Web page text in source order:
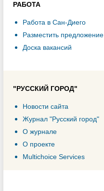
РАБОТА
Работа в Сан-Диего
Разместить предложение
Доска вакансий
"РУССКИЙ ГОРОД"
Новости сайта
Журнал "Русский город"
О журнале
О проекте
Multichoice Services